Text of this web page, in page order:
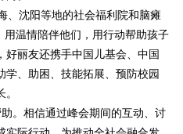
新闻
新闻
沈阳等地的社会福利院和脑瘫
用温情陪伴他们，用行动帮助孩子
丽友还携手中国儿基会、中国
、助困、技能拓展、预防校园
。相信通过峰会期间的互动、讨